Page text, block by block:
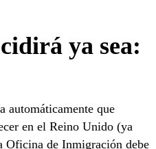
ya sea:
automáticamente que
en el Reino Unido (ya
Oficina de Inmigración debe